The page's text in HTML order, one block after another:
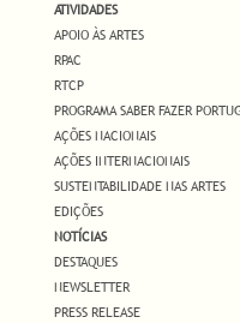
ATIVIDADES
APOIO ÀS ARTES
RPAC
RTCP
PROGRAMA SABER FAZER
AÇÕES NACIONAIS
AÇÕES INTERNACIONAIS
SUSTENTABILIDADE NAS ARTES
EDIÇÕES
NOTÍCIAS
DESTAQUES
NEWSLETTER
PRESS RELEASE